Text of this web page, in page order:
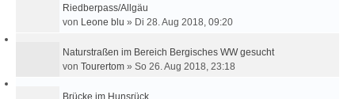
Riedberpass/Allgäu
von Leone blu » Di 28. Aug 2018, 09:20
Naturstraßen im Bereich Bergisches WW gesucht
von Tourertom » So 26. Aug 2018, 23:18
Brücke im Hunsrück